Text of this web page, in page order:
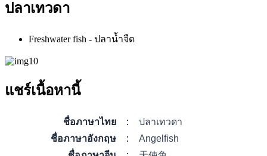
ปลาเทวดา
Freshwater fish - ปลาน้ำจืด
แชร์เนื้อหานี้
ชื่อภาษาไทย :
ปลาเทวดา
ชื่อภาษาอังกฤษ
:
Angelfish